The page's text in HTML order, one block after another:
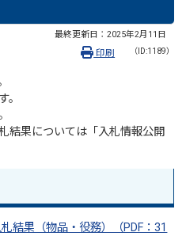
最終更新日： 2025年2月11日
（ID:1189）
印刷
。
結果については「入札情報公開
結果（物品・役務）（PDF：31